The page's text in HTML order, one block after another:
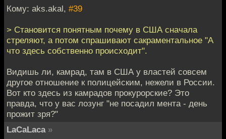
Кому: aks.akal, #39
> Становится понятным почему в США сначала
стреляют, а потом спрашивают сакраментальное "А
что здесь собственно происходит".
Видишь ли, камрад, там в США у властей совсем
другое отношение к полицейским, нежели в России.
Вот кто здесь из камрадов прокурорские? Это
правда, что у вас лозунг "не посадил мента - день
прожит зря?"
LaCaLaca »